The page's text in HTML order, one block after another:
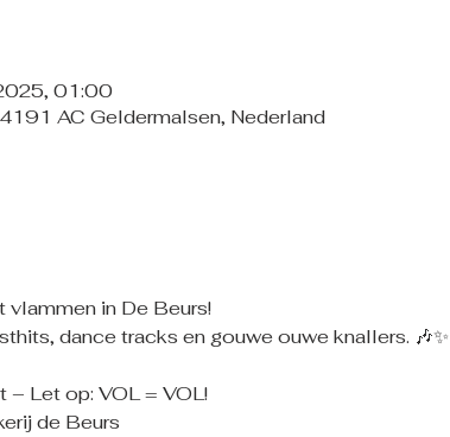
01:00
AC Geldermalsen, Nederland
in De Beurs!
dance tracks en gouwe ouwe knallers. 🎶✨
Let op: VOL = VOL!
de Beurs